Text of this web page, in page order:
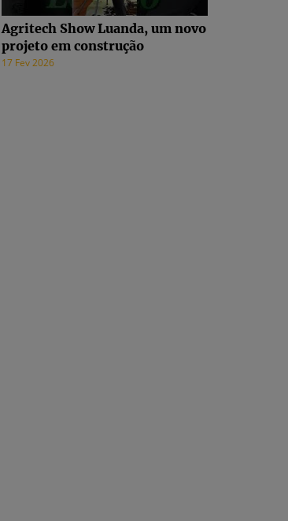
Agritech Show Luanda, um novo
projeto em construção
17 Fev 2026